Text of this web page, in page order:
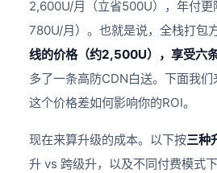
2,600U/月（立省500U），年付更
780U/月）。也就是说，全栈打包
线的价格（约2,500U），享受六
多了一条高防CDN白送。下面我
这个价格差如何影响你的ROI。
现在来算升级的成本。以下按三种
升 vs 跨级升，以及不同付费模式下